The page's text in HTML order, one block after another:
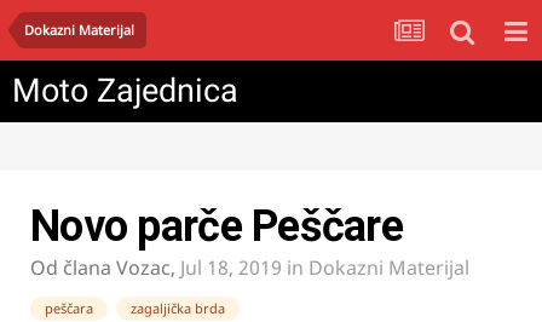
Dokazni Materijal
Moto Zajednica
Novo parče Peščare
Od člana Vozac, Jul 18, 2019 in Dokazni Materijal
peščara zagaljička brda